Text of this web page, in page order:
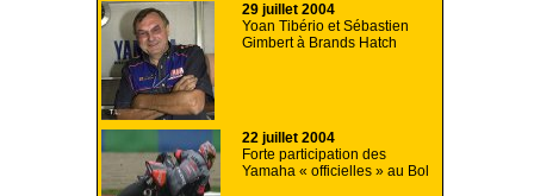
29 juillet 2004
Yoan Tibério et Sébastien
Gimbert à Brands Hatch
22 juillet 2004
Forte participation des
Yamaha « officielles » au Bol